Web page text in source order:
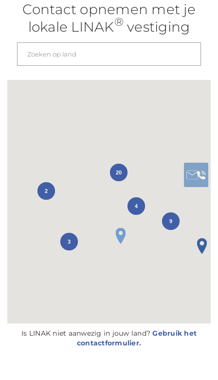
Contact opnemen met je
lokale LINAK® vestiging
2
20
9
3
4
Is LINAK niet aanwezig in jouw land?Gebruik het
contactformulier.